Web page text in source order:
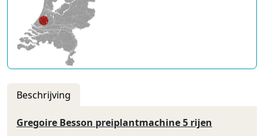
Beschrijving
Gregoire Besson preiplantmachine 5 rijen